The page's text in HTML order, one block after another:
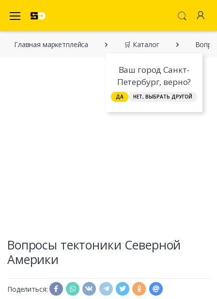
Ваш город Санкт-
Петербург, верно?
ДА НЕТ, ВЫБРАТЬ ДРУГОЙ
Главная марĸетплейса 🛒 Каталог
Вопросы тектоники Северной
Америки
Поделиться: